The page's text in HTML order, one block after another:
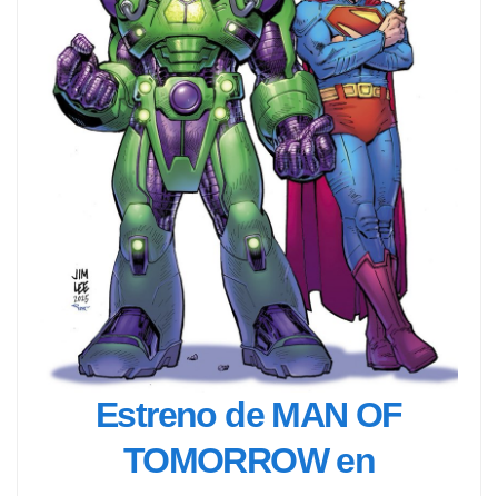
Estreno de MAN OF
TOMORROW en